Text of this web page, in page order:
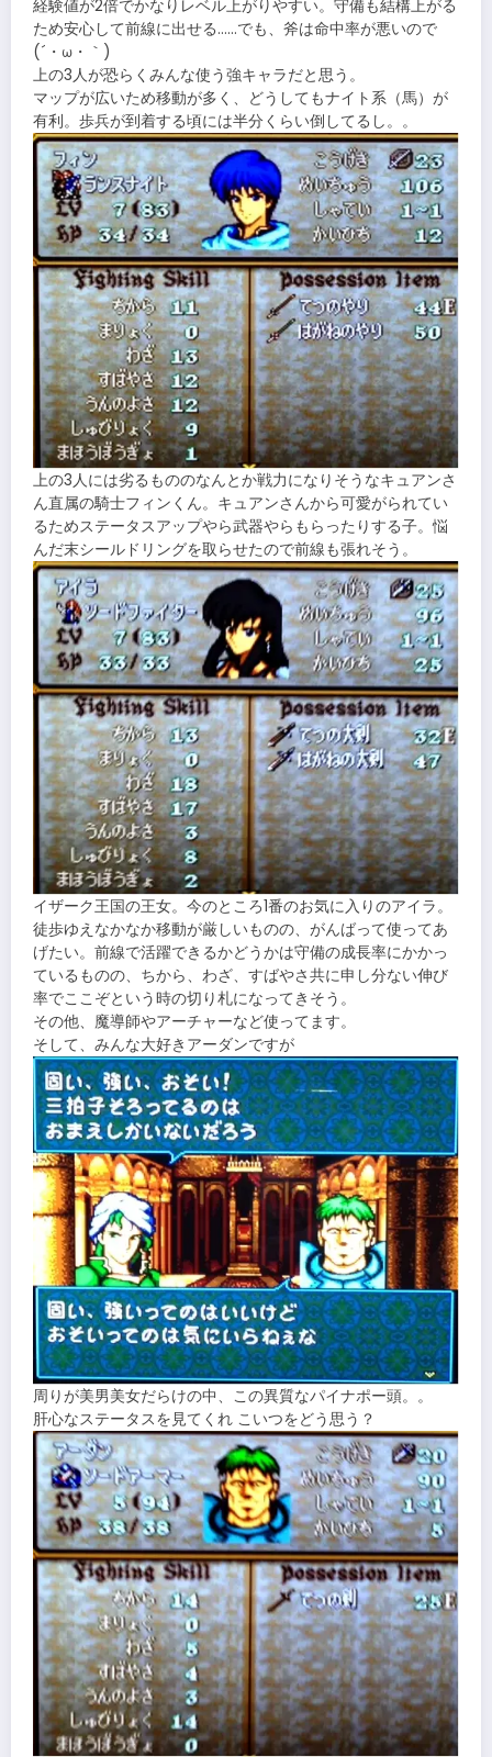
経験値が2倍でかなりレベル上がりやすい。守備も結構上がる
ため安心して前線に出せる……でも、斧は命中率が悪いので
(´・ω・｀)
上の3人が恐らくみんな使う強キャラだと思う。
マップが広いため移動が多く、どうしてもナイト系（馬）が
有利。歩兵が到着する頃には半分くらい倒してるし。。
上の3人には劣るもののなんとか戦力になりそうなキュアンさ
ん直属の騎士フィンくん。キュアンさんから可愛がられてい
るためステータスアップやら武器やらもらったりする子。悩
んだ末シールドリングを取らせたので前線も張れそう。
イザーク王国の王女。今のところ1番のお気に入りのアイラ。
徒歩ゆえなかなか移動が厳しいものの、がんばって使ってあ
げたい。前線で活躍できるかどうかは守備の成長率にかかっ
ているものの、ちから、わざ、すばやさ共に申し分ない伸び
率でここぞという時の切り札になってきそう。
その他、魔導師やアーチャーなど使ってます。
そして、みんな大好きアーダンですが
周りが美男美女だらけの中、この異質なパイナポー頭。。
肝心なステータスを見てくれ こいつをどう思う？